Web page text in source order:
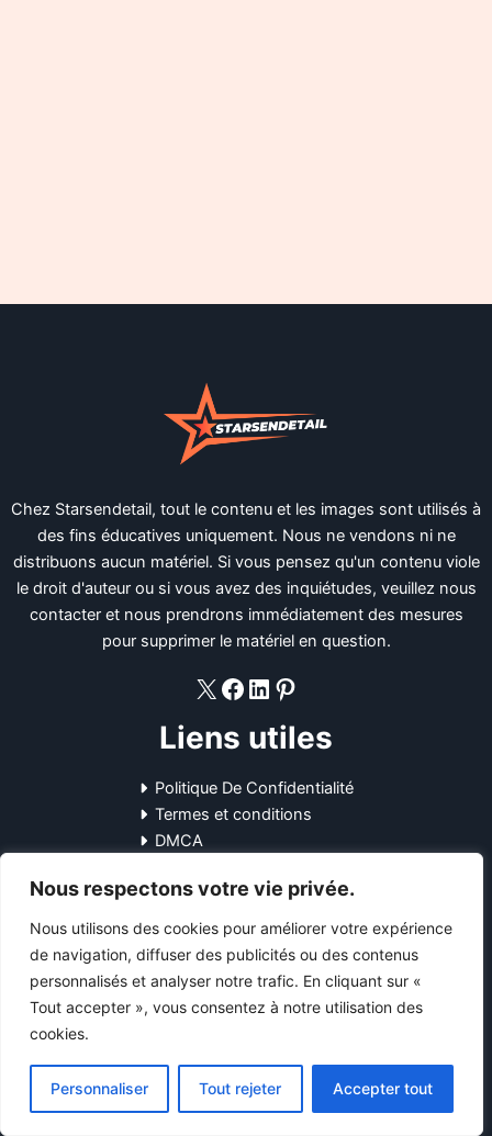
Nous respectons votre vie privée.
Nous utilisons des cookies pour améliorer votre expérience
de navigation, diffuser des publicités ou des contenus
personnalisés et analyser notre trafic. En cliquant sur «
Tout accepter », vous consentez à notre utilisation des
cookies.
Personnaliser Tout rejeter Accepter tout
Chez Starsendetail, tout le contenu et les images sont utilisés à
des fins éducatives uniquement. Nous ne vendons ni ne
distribuons aucun matériel. Si vous pensez qu'un contenu viole
le droit d'auteur ou si vous avez des inquiétudes, veuillez nous
contacter et nous prendrons immédiatement des mesures
pour supprimer le matériel en question.
X Facebook LinkedIn Pinterest
Liens utiles
Politique De Confidentialité
Termes et conditions
DMCA
Plan du site HTML
Liens rapides
Maison
À propos de nous
Contactez-nous
Coordonnées